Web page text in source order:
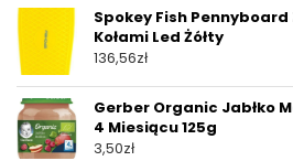
Spokey Fish
Kołami Led Żółty
136,56zł
Gerber Organic Jabłko
4 Miesiącu 125g
3,50zł